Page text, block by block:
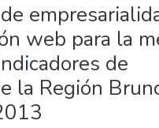
web para la
de
la Región